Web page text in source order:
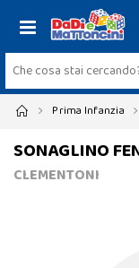
Prima Infanzia
SONAGLINO
CLEMENTONI